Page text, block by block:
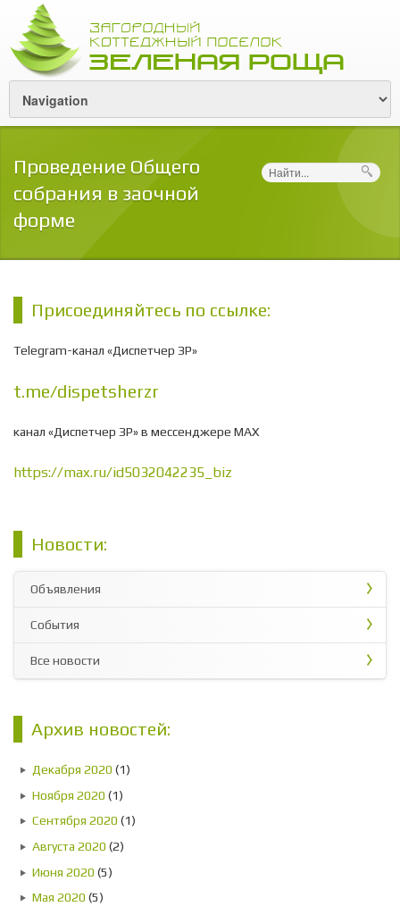
Проведение Общего
собрания в заочной
форме
Поиск
Присоединяйтесь по ссылке:
Telegram-канал «Диспетчер ЗР»
t.me/dispetsherzr
канал «Диспетчер ЗР» в мессенджере МАХ
https://max.ru/id5032042235_biz
Новости:
Объявления
События
Все новости
Архив новостей:
Декабря 2020 (1)
Ноября 2020 (1)
Сентября 2020 (1)
Августа 2020 (2)
Июня 2020 (5)
Мая 2020 (5)